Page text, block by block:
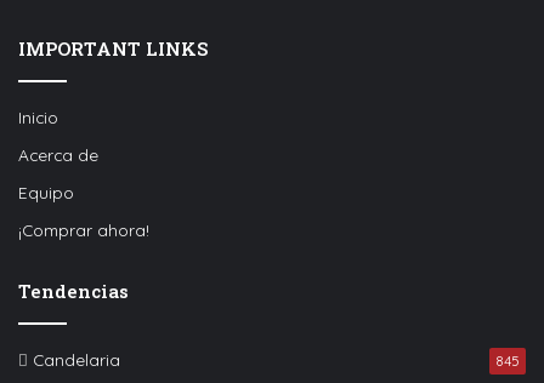
IMPORTANT LINKS
Inicio
Acerca de
Equipo
¡Comprar ahora!
Tendencias
Candelaria 845